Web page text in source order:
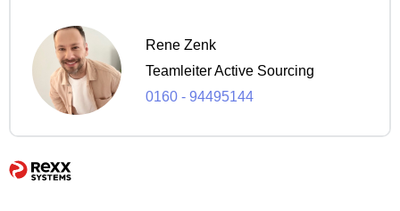
Rene Zenk
Teamleiter Active Sourcing
0160 - 94495144